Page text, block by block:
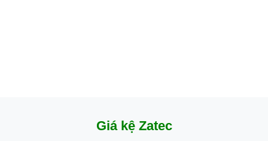
Giá kệ Zatec